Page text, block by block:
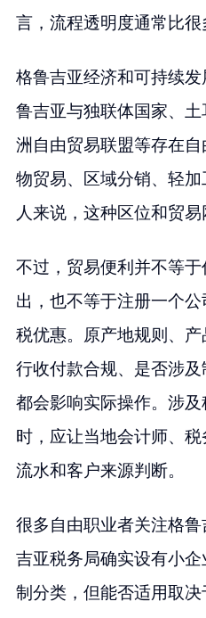
言，流程透明度通常比很
格鲁吉亚经济和可持续
鲁吉亚与独联体国家、
洲自由贸易联盟等存在
物贸易、区域分销、轻
人来说，这种区位和贸易
不过，贸易便利并不等
出，也不等于注册一个
税优惠。原产地规则、
行收付款合规、是否涉及
都会影响实际操作。涉
时，应让当地会计师、
流水和客户来源判断。
很多自由职业者关注格
吉亚税务局确实设有小
制分类，但能否适用取